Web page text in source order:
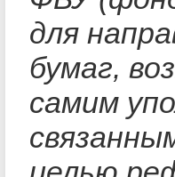
для
бумаг,
самим